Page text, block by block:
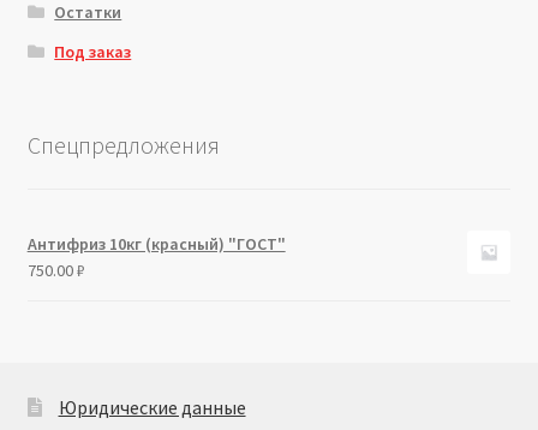
Остатки
Под заказ
Спецпредложения
Антифриз 10кг (красный) "ГОСТ"
750.00₽
Юридические данные